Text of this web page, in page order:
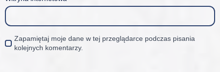
Zapamiętaj moje dane w tej przeglądarce podczas pisania
kolejnych komentarzy.